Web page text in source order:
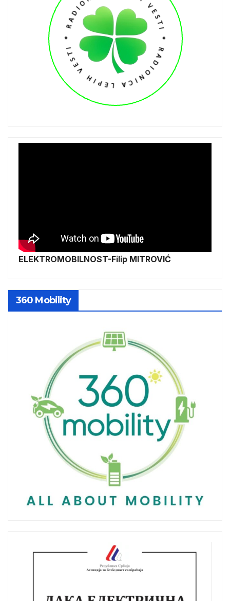
ELEKTROMOBILNOST-Filip MITROVIĆ
360 Mobility